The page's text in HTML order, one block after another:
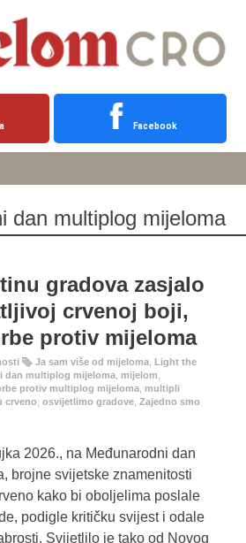
Facebook
dan multiplog mijeloma
gradova zasjalo
crvenoj boji,
protiv mijeloma
Ja sam više od mijeloma Light the
dan multiplog mijeloma mijelom
protiv multiplog mijeloma multipli
crveno osvijetlimo gradove Zajedno smo
2026., na Međunarodni dan
brojne svijetske znamenitosti
kako bi oboljelima poslale
podigle kritičku svijest i odale
Svijetlilo je tako od Novog